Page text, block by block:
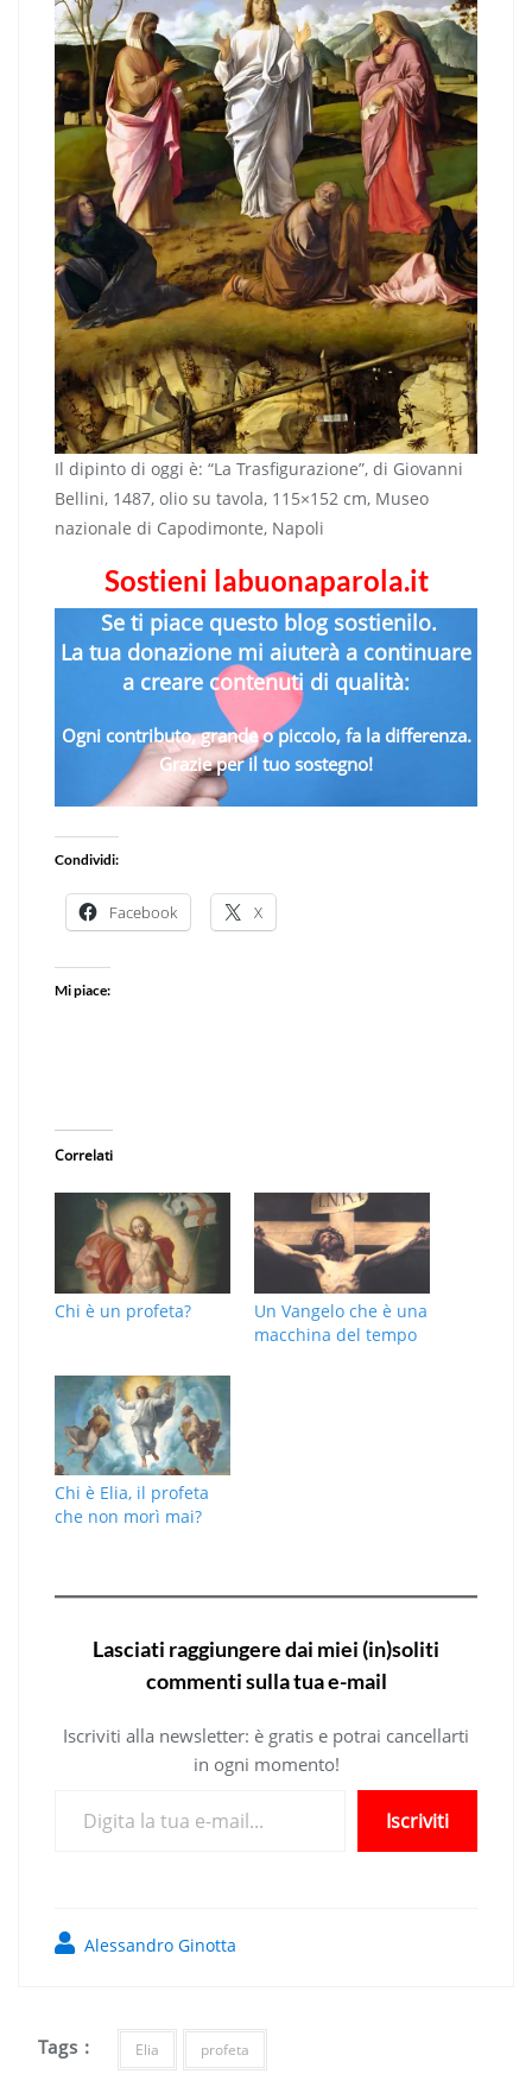
Il dipinto di oggi è: “La Trasfigurazione”, di Giovanni
Bellini, 1487, olio su tavola, 115×152 cm, Museo
nazionale di Capodimonte, Napoli
Sostieni labuonaparola.it
Se ti piace questo blog sostienilo.
La tua donazione mi aiuterà a continuare
a creare contenuti di qualità:
Ogni contributo, grande o piccolo, fa la differenza.
Grazie per il tuo sostegno!
Condividi:
Facebook X
Mi piace:
Correlati
Chi è un profeta?
Un Vangelo che è una
macchina del tempo
Chi è Elia, il profeta
che non morì mai?
Lasciati raggiungere dai miei (in)soliti
commenti sulla tua e-mail
Iscriviti alla newsletter: è gratis e potrai cancellarti
in ogni momento!
Iscriviti
Alessandro Ginotta
Tags : Elia profeta